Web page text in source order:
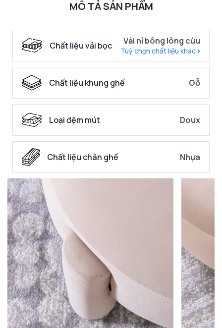
MÔ TẢ SẢN PHẨM
Chất liệu vải bọc Vải nỉ bông lông cừu
Tuỳ chọn chất liệu khác
Chất liệu khung ghế Gỗ
Loại đệm mút Doux
Chất liệu chân ghế Nhựa